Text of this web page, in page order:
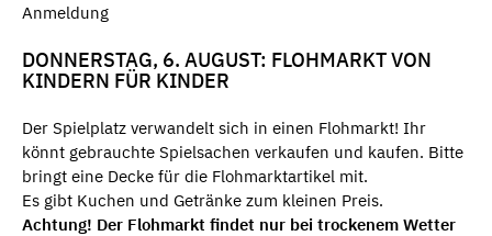
Anmeldung
DONNERSTAG, 6. AUGUST: FLOHMARKT VON
KINDERN FÜR KINDER
Der Spielplatz verwandelt sich in einen Flohmarkt! Ihr
könnt gebrauchte Spielsachen verkaufen und kaufen. Bitte
bringt eine Decke für die Flohmarktartikel mit.
Es gibt Kuchen und Getränke zum kleinen Preis.
Achtung! Der Flohmarkt findet nur bei trockenem Wetter